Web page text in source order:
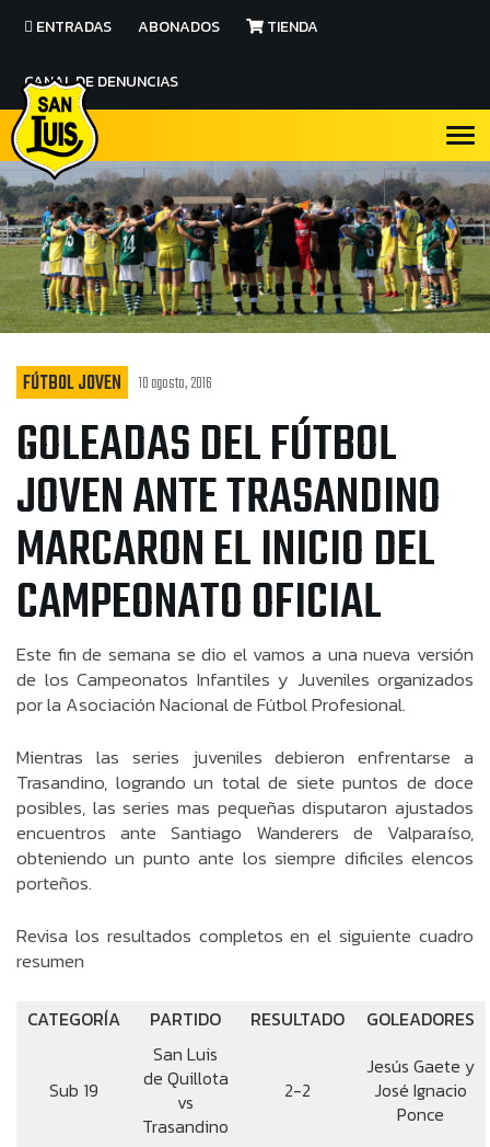
ENTRADAS ABONADOS TIENDA
CANAL DE DENUNCIAS
FÚTBOL JOVEN 10 agosto, 2016
GOLEADAS DEL FÚTBOL
JOVEN ANTE TRASANDINO
MARCARON EL INICIO DEL
CAMPEONATO OFICIAL
Este fin de semana se dio el vamos a una nueva versión
de los Campeonatos Infantiles y Juveniles organizados
por la Asociación Nacional de Fútbol Profesional.
Mientras las series juveniles debieron enfrentarse a
Trasandino, logrando un total de siete puntos de doce
posibles, las series mas pequeñas disputaron ajustados
encuentros ante Santiago Wanderers de Valparaíso,
obteniendo un punto ante los siempre dificiles elencos
porteños.
Revisa los resultados completos en el siguiente cuadro
resumen
CATEGORÍA PARTIDO RESULTADO GOLEADORES
Sub 19
San Luis
de Quillota
vs
Trasandino
2-2
Jesús Gaete y
José Ignacio
Ponce